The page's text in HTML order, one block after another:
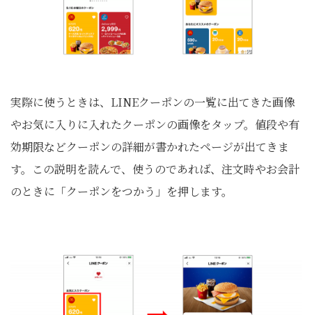
実際に使うときは、LINEクーポンの一覧に出てきた画像
やお気に入りに入れたクーポンの画像をタップ。値段や有
効期限などクーポンの詳細が書かれたページが出てきま
す。この説明を読んで、使うのであれば、注文時やお会計
のときに「クーポンをつかう」を押します。